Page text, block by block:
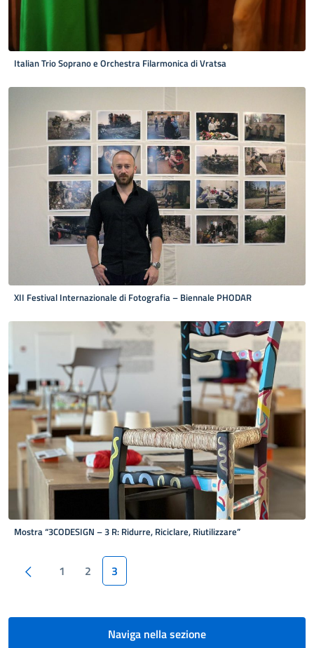
Italian Trio Soprano e Orchestra Filarmonica di Vratsa
XII Festival Internazionale di Fotografia – Biennale PHODAR
Mostra “3CODESIGN – 3 R: Ridurre, Riciclare, Riutilizzare”
Paginazione
Pagina precedente
1 2 3
Naviga nella sezione